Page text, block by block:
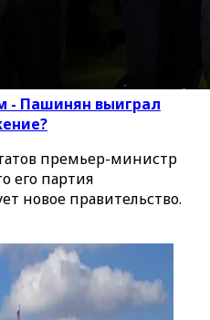
- Пашинян выиграл
премьер-министр
его партия
новое правительство.